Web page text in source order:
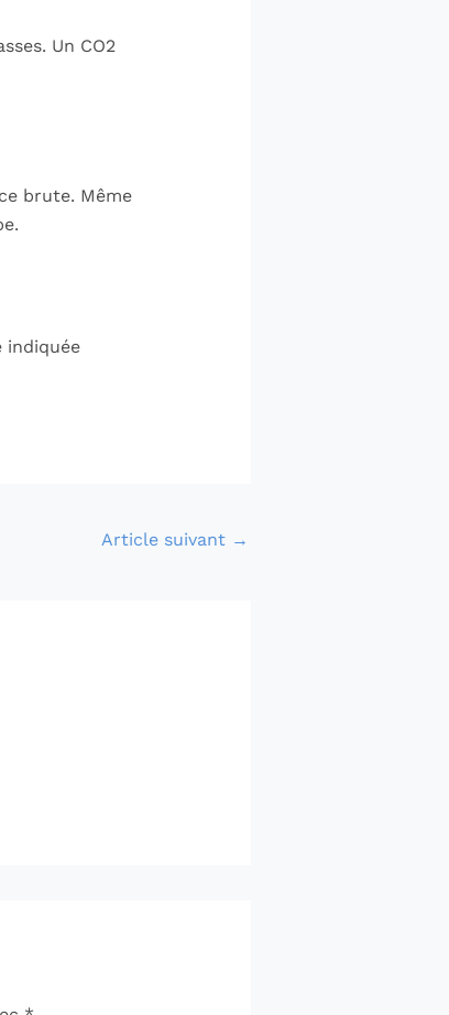
Un CO2
brute. Même
indiquée
Article suivant →